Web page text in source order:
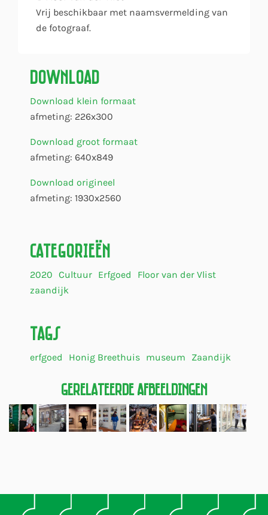
Vrij beschikbaar met naamsvermelding van
de fotograaf.
Download
Download klein formaat
afmeting: 226x300
Download groot formaat
afmeting: 640x849
Download origineel
afmeting: 1930x2560
Categorieën
2020 Cultuur Erfgoed
Floor van der Vlist
zaandijk
Tags
erfgoed Honig Breethuis museum Zaandijk
Gerelateerde Afbeeldingen